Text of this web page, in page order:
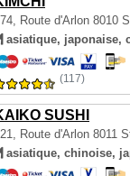
Route d'Arlon 8010
asiatique, japonaise,
(117)
SUSHI
Route d'Arlon 8011
asiatique, chinoise,